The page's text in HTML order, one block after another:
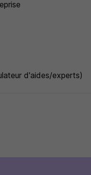
d'aides/experts)